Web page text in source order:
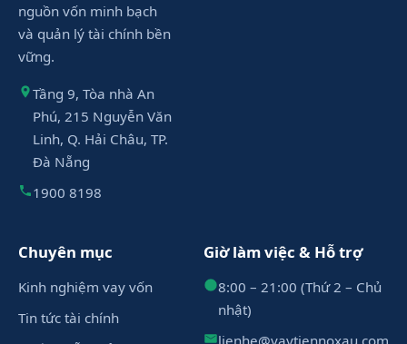
nguồn vốn minh bạch
và quản lý tài chính bền
vững.
Tầng 9, Tòa nhà An
Phú, 215 Nguyễn Văn
Linh, Q. Hải Châu, TP.
Đà Nẵng
1900 8198
Chuyên mục
Kinh nghiệm vay vốn
Tin tức tài chính
Giờ làm việc & Hỗ trợ
8:00 – 21:00 (Thứ 2 – Chủ
nhật)